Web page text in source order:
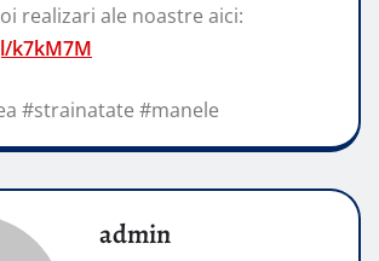
realizari ale noastre aici:
k7kM7M
#strainatate #manele
admin